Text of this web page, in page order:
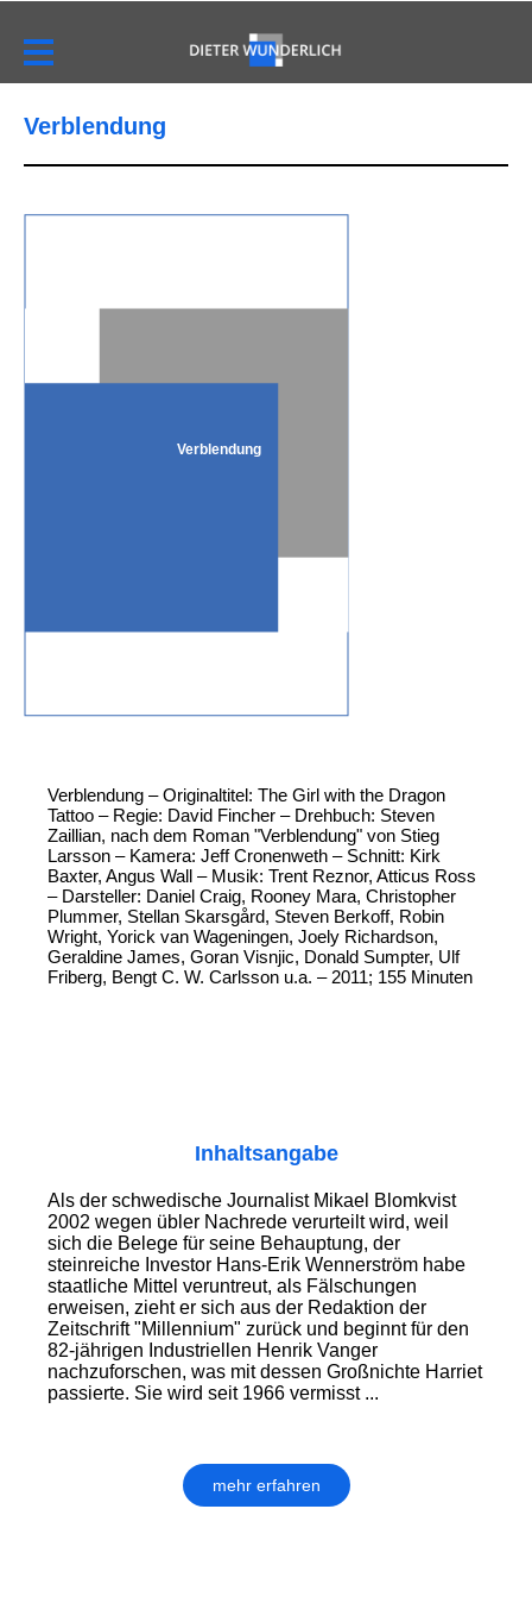
Verblendung
Verblendung
Verblendung – Originaltitel: The Girl with the Dragon
Tattoo – Regie: David Fincher – Drehbuch: Steven
Zaillian, nach dem Roman "Verblendung" von Stieg
Larsson – Kamera: Jeff Cronenweth – Schnitt: Kirk
Baxter, Angus Wall – Musik: Trent Reznor, Atticus Ross
– Darsteller: Daniel Craig, Rooney Mara, Christopher
Plummer, Stellan Skarsgård, Steven Berkoff, Robin
Wright, Yorick van Wageningen, Joely Richardson,
Geraldine James, Goran Visnjic, Donald Sumpter, Ulf
Friberg, Bengt C. W. Carlsson u.a. – 2011; 155 Minuten
Inhaltsangabe
Als der schwedische Journalist Mikael Blomkvist
2002 wegen übler Nachrede verurteilt wird, weil
sich die Belege für seine Behauptung, der
steinreiche Investor Hans-Erik Wennerström habe
staatliche Mittel veruntreut, als Fälschungen
erweisen, zieht er sich aus der Redaktion der
Zeitschrift "Millennium" zurück und beginnt für den
82-jährigen Industriellen Henrik Vanger
nachzuforschen, was mit dessen Großnichte Harriet
passierte. Sie wird seit 1966 vermisst ...
mehr erfahren